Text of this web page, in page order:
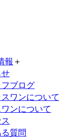
報 ＋
せ
ブログ
ワンについて
ンについて
質問